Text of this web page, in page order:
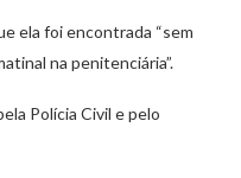
ela foi encontrada “sem
na penitenciária”.
Polícia Civil e pelo